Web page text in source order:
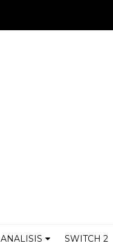
ANALISIS SWITCH 2